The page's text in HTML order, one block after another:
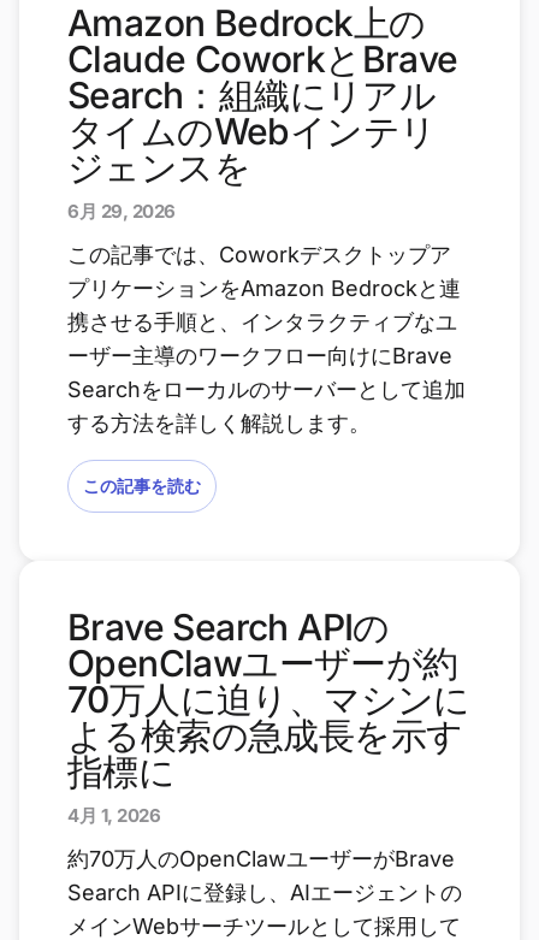
Amazon Bedrock上の
Claude CoworkとBrave
Search：組織にリアル
タイムのWebインテリ
ジェンスを
6月 29, 2026
この記事では、Coworkデスクトップア
プリケーションをAmazon Bedrockと連
携させる手順と、インタラクティブなユ
ーザー主導のワークフロー向けにBrave
Searchをローカルのサーバーとして追加
する方法を詳しく解説します。
この記事を読む
Brave Search APIの
OpenClawユーザーが約
70万人に迫り、マシンに
よる検索の急成長を示す
指標に
4月 1, 2026
約70万人のOpenClawユーザーがBrave
Search APIに登録し、AIエージェントの
メインWebサーチツールとして採用して